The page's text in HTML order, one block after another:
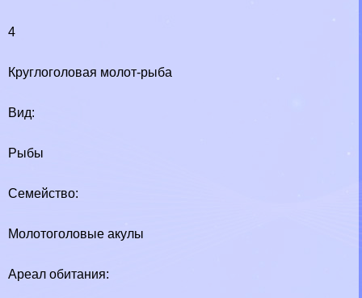
4
Круглоголовая молот-рыба
Вид:
Рыбы
Семейство:
Молотоголовые акулы
Ареал обитания: